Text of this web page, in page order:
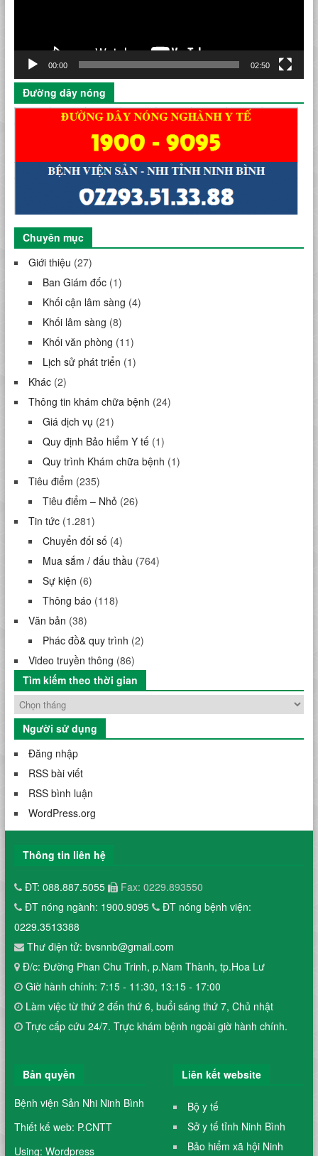
00:00 02:50
Đường dây nóng
Chuyên mục
Giới thiệu (27)
Ban Giám đốc(1)
Khối cận lâm sàng (4)
Khối lâm sàng (8)
Khối văn phòng (11)
Lịch sử phát triển (1)
Khác(2)
Thông tin khám chữa bệnh (24)
Giá dịch vụ (21)
Quy định Bảo hiểm Y tế(1)
Quy trình Khám chữa bệnh (1)
Tiêu điểm (235)
Tiêu điểm – Nhỏ (26)
Tin tức(1.281)
Chuyển đối số (4)
Mua sắm / đấu thầu (764)
Sự kiện (6)
Thông báo (118)
Văn bản (38)
Phác đồ& quy trình (2)
Video truyền thông (86)
Tìm kiếm theo thời gian
Người sử dụng
Đăng nhập
RSS bài viết
RSS bình luận
WordPress.org
Thông tin liên hệ
ĐT: 088.887.5055
Fax: 0229.893550
ĐT nóng ngành: 1900.9095
ĐT nóng bệnh viện:
0229.3513388
Thư điện tử: bvsnnb@gmail.com
Đ/c: Đường Phan Chu Trinh, p.Nam Thành, tp.Hoa Lư
Giờ hành chính: 7:15 - 11:30, 13:15 - 17:00
Làm việc từ thứ 2 đến thứ 6, buổi sáng thứ 7, Chủ nhật
Trực cấp cứu 24/7. Trực khám bệnh ngoài giờ hành chính.
Bản quyền
Bệnh viện Sản Nhi Ninh Bình
Thiết kế web: P.CNTT
Using: Wordpress
Liên kết website
Bộ y tế
Sở y tế tỉnh Ninh Bình
Bảo hiểm xã hội Ninh